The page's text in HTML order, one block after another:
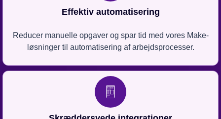
Effektiv automatisering
Reducer manuelle opgaver og spar tid med vores Make-
løsninger til automatisering af arbejdsprocesser.